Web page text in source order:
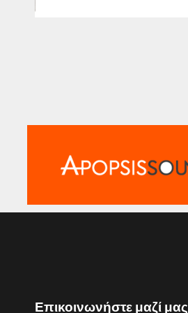
Επικοινωνήστε μαζί μας